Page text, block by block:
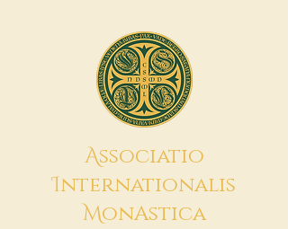
Associatio
Internationalis
MonAstica